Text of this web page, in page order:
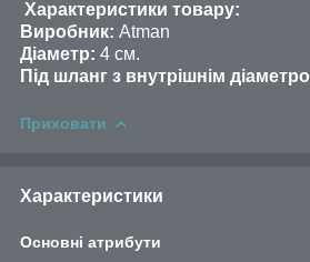
Характеристики товару:
Виробник: Atman
Діаметр: 4 см.
Під шланг з внутрішнім
Приховати
Характеристики
Основні атрибути